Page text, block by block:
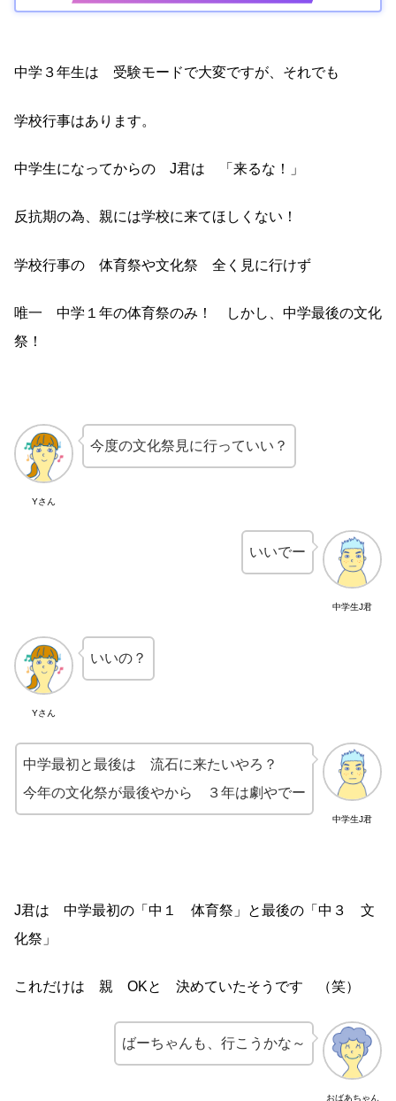
中学３年生は 受験モードで大変ですが、それでも
学校行事はあります。
中学生になってからの J君は 「来るな！」
反抗期の為、親には学校に来てほしくない！
学校行事の 体育祭や文化祭 全く見に行けず
唯一 中学１年の体育祭のみ！ しかし、中学最後の文化
祭！
Yさん
今度の文化祭見に行っていい？
中学生J君
いいでー
Yさん
いいの？
中学生J君
中学最初と最後は 流石に来たいやろ？
今年の文化祭が最後やから ３年は劇やでー
J君は 中学最初の「中１ 体育祭」と最後の「中３ 文
化祭」
これだけは 親 OKと 決めていたそうです （笑）
おばあちゃん
ばーちゃんも、行こうかな～